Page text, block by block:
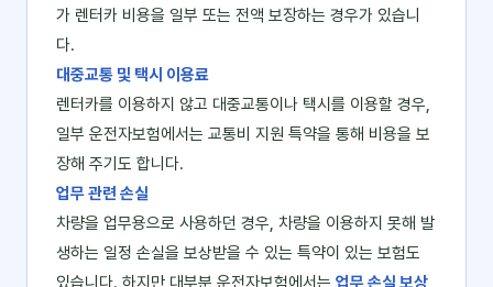
가 렌터카 비용을 일부 또는 전액 보장하는 경우가 있습니
다.
대중교통 및 택시 이용료
렌터카를 이용하지 않고 대중교통이나 택시를 이용할 경우,
일부 운전자보험에서는 교통비 지원 특약을 통해 비용을 보
장해 주기도 합니다.
업무 관련 손실
차량을 업무용으로 사용하던 경우, 차량을 이용하지 못해 발
생하는 일정 손실을 보상받을 수 있는 특약이 있는 보험도
있습니다. 하지만 대부분 운전자보험에서는 업무 손실 보상